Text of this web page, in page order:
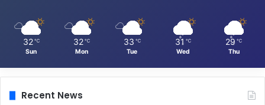
32 ℃
Sun
32 ℃
Mon
33 ℃
Tue
31 ℃
Wed
29 ℃
Thu
Recent News